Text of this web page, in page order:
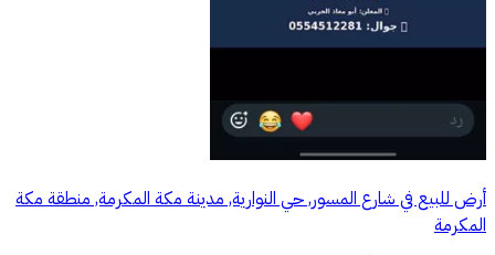
أرض للبيع في شارع المسور, حي النوارية, مدينة مكة المكرمة, منطقة مكة
المكرمة